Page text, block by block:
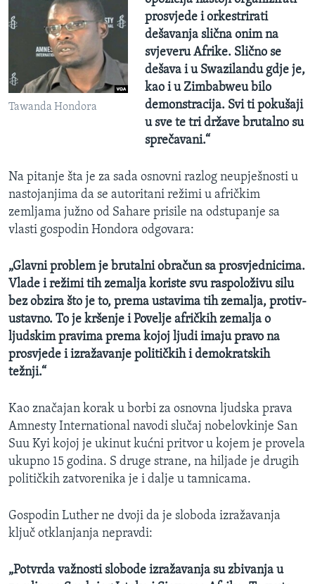
Tawanda Hondora
prosvjede i orkestrirati
dešavanja slična onim na
svjeveru Afrike. Slično se
dešava i u Swazilandu gdje je,
kao i u Zimbabweu bilo
demonstracija. Svi ti pokušaji
u sve te tri države brutalno su
sprečavani.“
Na pitanje šta je za sada osnovni razlog neupješnosti u
nastojanjima da se autoritani režimi u afričkim
zemljama južno od Sahare prisile na odstupanje sa
vlasti gospodin Hondora odgovara:
„Glavni problem je brutalni obračun sa prosvjednicima.
Vlade i režimi tih zemalja koriste svu raspoloživu silu
bez obzira što je to, prema ustavima tih zemalja, protiv-
ustavno. To je kršenje i Povelje afričkih zemalja o
ljudskim pravima prema kojoj ljudi imaju pravo na
prosvjede i izražavanje političkih i demokratskih
težnji.“
Kao značajan korak u borbi za osnovna ljudska prava
Amnesty International navodi slučaj nobelovkinje San
Suu Kyi kojoj je ukinut kućni pritvor u kojem je provela
ukupno 15 godina. S druge strane, na hiljade je drugih
političkih zatvorenika je i dalje u tamnicama.
Gospodin Luther ne dvoji da je sloboda izražavanja
ključ otklanjanja nepravdi:
„Potvrda važnosti slobode izražavanja su zbivanja u